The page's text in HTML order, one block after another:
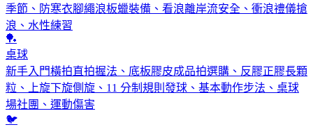
季節、防寒衣腳繩浪板蠟裝備、看浪離岸流安全、衝浪禮儀搶
浪、水性練習
🏓
桌球
新手入門橫拍直拍握法、底板膠皮成品拍選購、反膠正膠長顆
粒、上旋下旋側旋、11 分制規則發球、基本動作步法、桌球
場社團、運動傷害
🐦